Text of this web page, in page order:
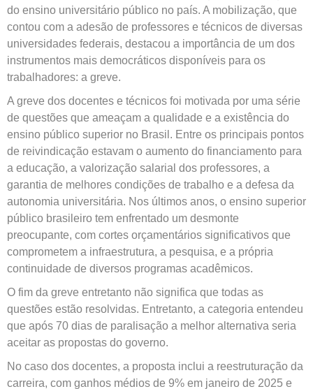
do ensino universitário público no país. A mobilização, que
contou com a adesão de professores e técnicos de diversas
universidades federais, destacou a importância de um dos
instrumentos mais democráticos disponíveis para os
trabalhadores: a greve.
A greve dos docentes e técnicos foi motivada por uma série
de questões que ameaçam a qualidade e a existência do
ensino público superior no Brasil. Entre os principais pontos
de reivindicação estavam o aumento do financiamento para
a educação, a valorização salarial dos professores, a
garantia de melhores condições de trabalho e a defesa da
autonomia universitária. Nos últimos anos, o ensino superior
público brasileiro tem enfrentado um desmonte
preocupante, com cortes orçamentários significativos que
comprometem a infraestrutura, a pesquisa, e a própria
continuidade de diversos programas acadêmicos.
O fim da greve entretanto não significa que todas as
questões estão resolvidas. Entretanto, a categoria entendeu
que após 70 dias de paralisação a melhor alternativa seria
aceitar as propostas do governo.
No caso dos docentes, a proposta inclui a reestruturação da
carreira, com ganhos médios de 9% em janeiro de 2025 e